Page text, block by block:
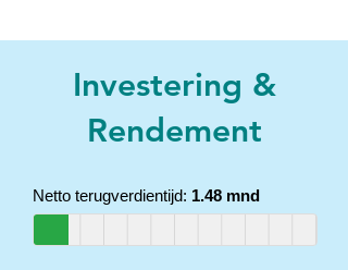
Investering &
Rendement
Netto terugverdientijd: 1.48 mnd